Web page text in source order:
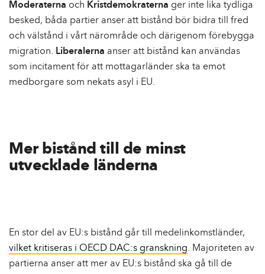
Moderaterna och Kristdemokraterna ger inte lika tydliga
besked, båda partier anser att bistånd bör bidra till fred
och välstånd i vårt närområde och därigenom förebygga
migration. Liberalerna anser att bistånd kan användas
som incitament för att mottagarländer ska ta emot
medborgare som nekats asyl i EU.
Mer bistånd till de minst
utvecklade länderna
En stor del av EU:s bistånd går till medelinkomstländer,
vilket kritiseras i OECD DAC:s granskning. Majoriteten av
partierna anser att mer av EU:s bistånd ska gå till de